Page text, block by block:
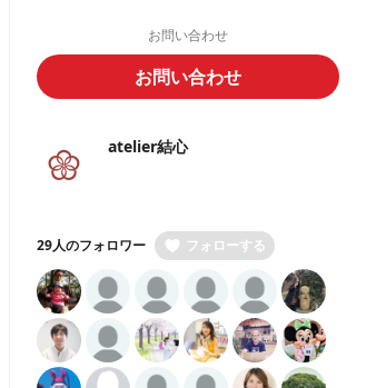
お問い合わせ
お問い合わせ
atelier結心
29人のフォロワー フォローする